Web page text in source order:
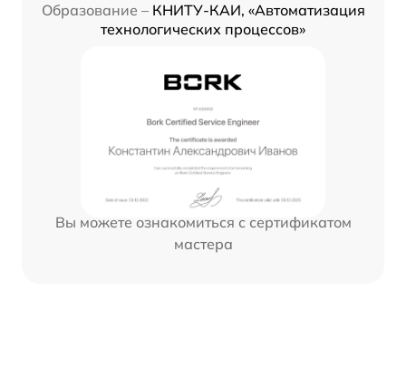
Образование – КНИТУ-КАИ, «Автоматизация
технологических процессов»
Вы можете ознакомиться с сертификатом
мастера